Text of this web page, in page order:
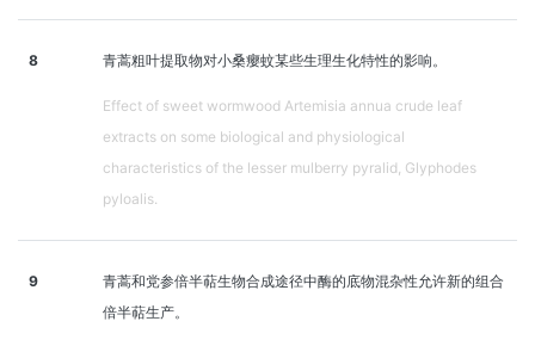
8 青蒿粗叶提取物对小桑瘿蚊某些生理生化特性的影响。
Effect of sweet wormwood Artemisia annua crude leaf
extracts on some biological and physiological
characteristics of the lesser mulberry pyralid, Glyphodes
pyloalis.
9
青蒿和党参倍半萜生物合成途径中酶的底物混杂性允许新的组合
倍半萜生产。